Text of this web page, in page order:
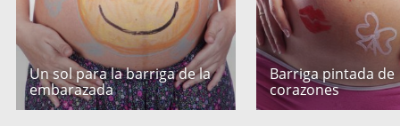
Un sol para la barriga de la
embarazada
Barriga pintada de
corazones